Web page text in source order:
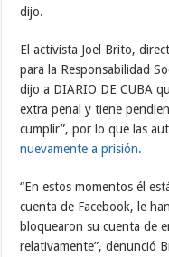
dijo.
El activista Joel Brito,
para la Responsabilidad
dijo a DIARIO DE CUBA
extra penal y tiene
cumplir”, por lo que las
nuevamente a prisión.
“En estos momentos él
cuenta de Facebook, le
bloquearon su cuenta de
relativamente”, denunció